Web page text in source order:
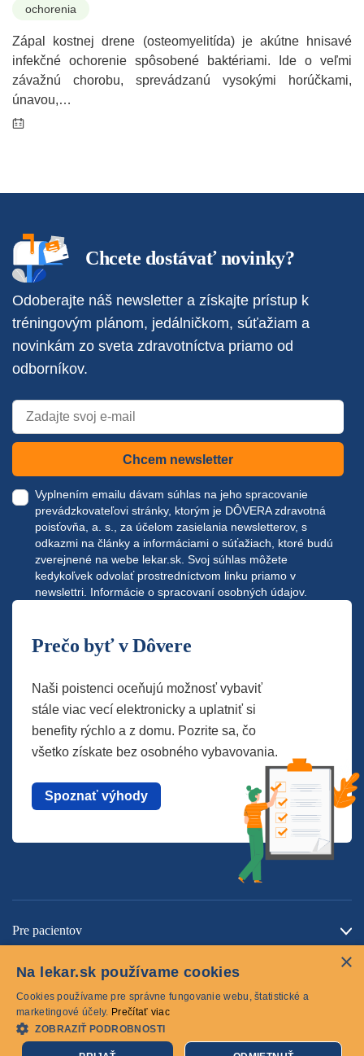
ochorenia
Zápal kostnej drene (osteomyelitída) je akútne hnisavé
infekčné ochorenie spôsobené baktériami. Ide o veľmi
závažnú chorobu, sprevádzanú vysokými horúčkami,
únavou,…
Chcete dostávať novinky?
Odoberajte náš newsletter a získajte prístup k
tréningovým plánom, jedálničkom, súťažiam a
novinkám zo sveta zdravotníctva priamo od
odborníkov.
Chcem newsletter
Vyplnením emailu dávam súhlas na jeho spracovanie
prevádzkovateľovi stránky, ktorým je DÔVERA zdravotná
poisťovňa, a. s., za účelom zasielania newsletterov, s
odkazmi na články a informáciami o súťažiach, ktoré budú
zverejnené na webe lekar.sk. Svoj súhlas môžete
kedykoľvek odvolať prostredníctvom linku priamo v
newslettri. Informácie o spracovaní osobných údajov.
Prečo byť v Dôvere
Naši poistenci oceňujú možnosť vybaviť
stále viac vecí elektronicky a uplatniť si
benefity rýchlo a z domu. Pozrite sa, čo
všetko získate bez osobného vybavovania.
Spoznať výhody
Pre pacientov
Cookies
×
Na lekar.sk používame cookies
Cookies používame pre správne fungovanie webu, štatistické a
marketingové účely. Prečítať viac
ZOBRAZIŤ PODROBNOSTI